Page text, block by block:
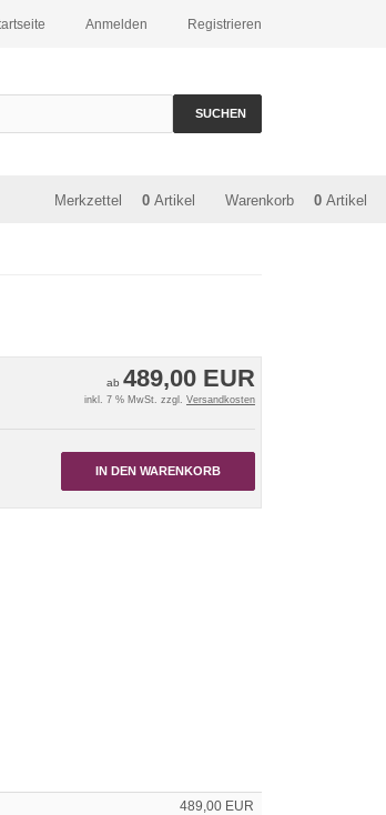
Registrieren
Anmelden
SUCHEN
Warenkorb 0 Artikel
Merkzettel 0 Artikel
ab 489,00 EUR
inkl. 7 % MwSt. zzgl. Versandkosten
IN DEN WARENKORB
489,00 EUR